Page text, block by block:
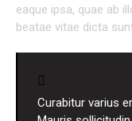
eaque ipsa, quae ab
beatae vitae dicta
Curabitur varius